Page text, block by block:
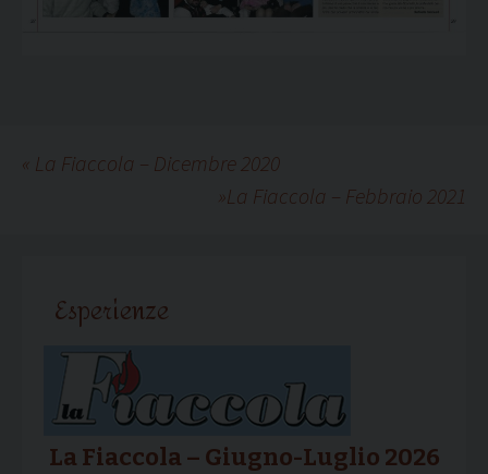
« La Fiaccola – Dicembre 2020
La Fiaccola – Febbraio 2021
»
Esperienze
La Fiaccola – Giugno-Luglio 2026